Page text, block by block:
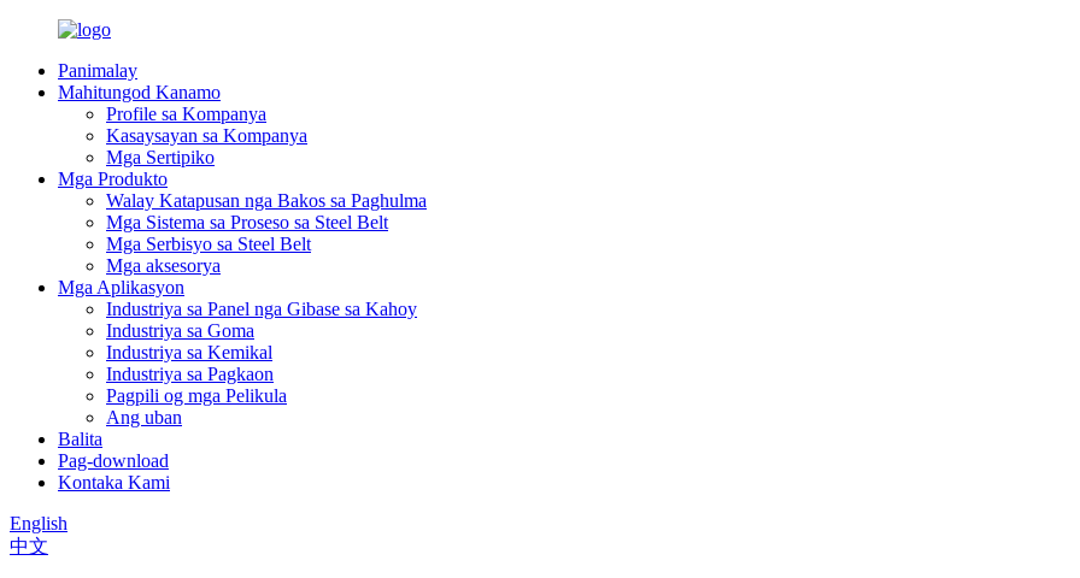
Panimalay
Mahitungod Kanamo
Profile sa Kompanya
Kasaysayan sa Kompanya
Mga Sertipiko
Mga Produkto
Walay Katapusan nga Bakos sa Paghulma
Mga Sistema sa Proseso sa Steel Belt
Mga Serbisyo sa Steel Belt
Mga aksesorya
Mga Aplikasyon
Industriya sa Panel nga Gibase sa Kahoy
Industriya sa Goma
Industriya sa Kemikal
Industriya sa Pagkaon
Pagpili og mga Pelikula
Ang uban
Balita
Pag-download
Kontaka Kami
English
中文